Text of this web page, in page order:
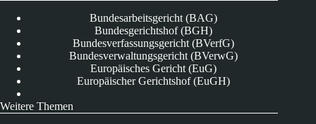
Bundesarbeitsgericht (BAG)
Bundesgerichtshof (BGH)
Bundesverfassungsgericht (BVerfG)
Bundesverwaltungsgericht (BVerwG)
Europäisches Gericht (EuG)
Europäischer Gerichtshof (EuGH)
Weitere Themen